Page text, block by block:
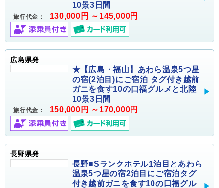
10景3日間
旅行代金： 130,000円 ～145,000円
広島県発
★【広島・福山】あわら温泉5つ星
の宿(2泊目)にご宿泊 タグ付き越前
ガニを食す10の口福グルメと北陸
10景3日間
旅行代金： 150,000円 ～170,000円
長野県発
長野■Sランクホテル1泊目とあわら
温泉5つ星の宿2泊目にご宿泊タグ
付き越前ガニを食す10の口福グル